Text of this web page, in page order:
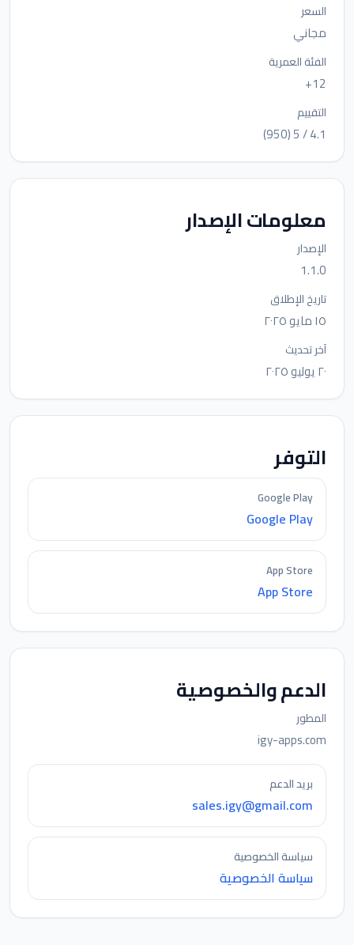
السعر
مجاني
الفئة العمرية
12+
التقييم
4.1 / 5 (950)
معلومات الإصدار
الإصدار
1.1.0
تاريخ الإطلاق
١٥ مايو ٢٠٢٥
آخر تحديث
٢٠ يوليو ٢٠٢٥
التوفر
Google Play
Google Play
App Store
App Store
الدعم والخصوصية
المطور
igy-apps.com
بريد الدعم
sales.igy@gmail.com
سياسة الخصوصية
سياسة الخصوصية